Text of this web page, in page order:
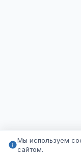
Мы используем
сайтом.